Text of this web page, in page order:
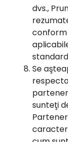
dvs.,
Se
sunteţi